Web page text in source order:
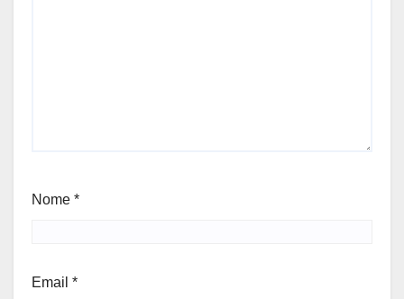
Nome *
Email *